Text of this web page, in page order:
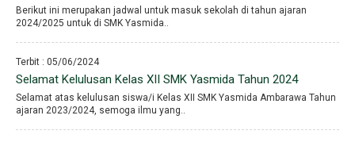
Berikut ini merupakan jadwal untuk masuk sekolah di tahun ajaran
2024/2025 untuk di SMK Yasmida..
Terbit : 05/06/2024
Selamat Kelulusan Kelas XII SMK Yasmida Tahun 2024
Selamat atas kelulusan siswa/i Kelas XII SMK Yasmida Ambarawa Tahun
ajaran 2023/2024, semoga ilmu yang..